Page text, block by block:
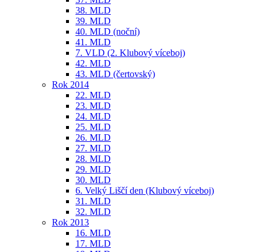
38. MLD
39. MLD
40. MLD (noční)
41. MLD
7. VLD (2. Klubový víceboj)
42. MLD
43. MLD (čertovský)
Rok 2014
22. MLD
23. MLD
24. MLD
25. MLD
26. MLD
27. MLD
28. MLD
29. MLD
30. MLD
6. Velký Liščí den (Klubový víceboj)
31. MLD
32. MLD
Rok 2013
16. MLD
17. MLD